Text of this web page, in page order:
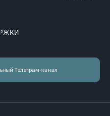
Телеграм-канал